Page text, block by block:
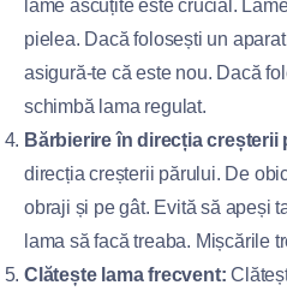
lame ascuțite este crucial.
pielea. Dacă folosești un
asigură-te că este nou. Dacă
schimbă lama regulat.
Bărbierire în direcția creșterii
direcția creșterii părului. De
obraji și pe gât. Evită să apeși
lama să facă treaba. Mișcările
Clătește lama frecvent: